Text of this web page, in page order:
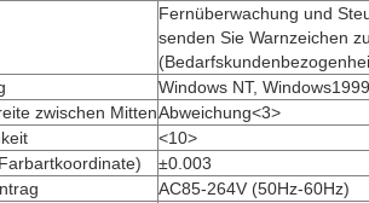
Fernüberwachung und
senden Sie Warnzeichen
Windows NT,
zwischen MittenAbweichung<3>
<10>
±0.003
AC85-264V (50Hz-60Hz)